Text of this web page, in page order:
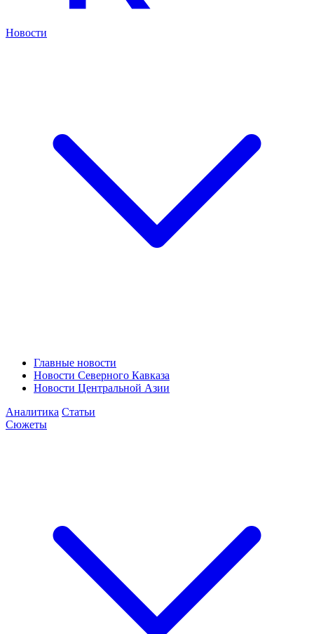
Новости
Главные новости
Новости Северного Кавказа
Новости Центральной Азии
Аналитика Статьи
Сюжеты